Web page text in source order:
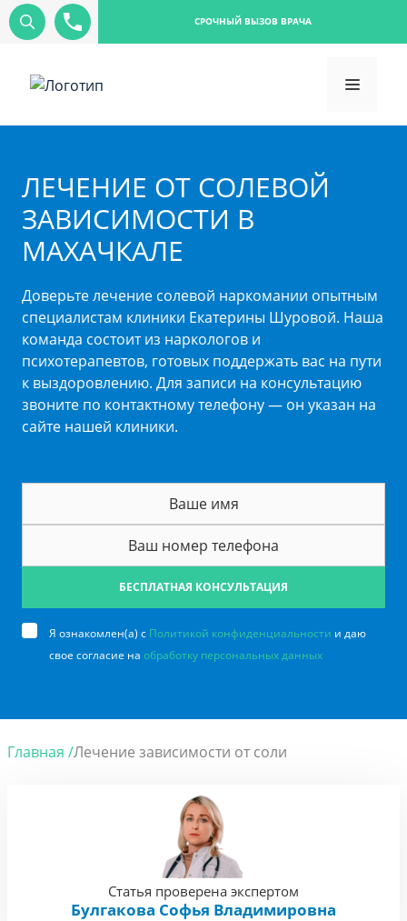
СРОЧНЫЙ ВЫЗОВ ВРАЧА
ЛЕЧЕНИЕ ОТ СОЛЕВОЙ
ЗАВИСИМОСТИ В
МАХАЧКАЛЕ
Доверьте лечение солевой наркомании опытным
специалистам клиники Екатерины Шуровой. Наша
команда состоит из наркологов и
психотерапевтов, готовых поддержать вас на пути
к выздоровлению. Для записи на консультацию
звоните по контактному телефону — он указан на
сайте нашей клиники.
БЕСПЛАТНАЯ КОНСУЛЬТАЦИЯ
Я ознакомлен(а) с Политикой конфиденциальности и даю
свое согласие на обработку персональных данных
Главная /Лечение зависимости от соли
Статья проверена экспертом
Булгакова Софья Владимировна